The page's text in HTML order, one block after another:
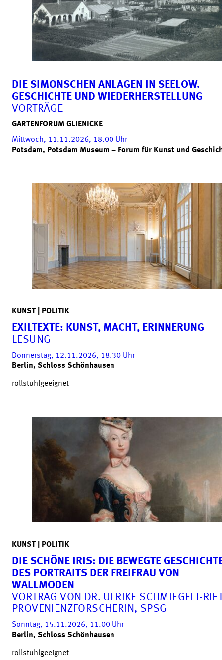
DIE SIMONSCHEN ANLAGEN IN SEELOW.
GESCHICHTE UND WIEDERHERSTELLUNG
VORTRÄGE
GARTENFORUM GLIENICKE
Mittwoch, 11.11.2026, 18.00 Uhr
Potsdam, Potsdam Museum – Forum für Kunst und
KUNST | POLITIK
EXILTEXTE: KUNST, MACHT, ERINNERUNG
LESUNG
Donnerstag, 12.11.2026, 18.30 Uhr
Berlin, Schloss Schönhausen
rollstuhlgeeignet
KUNST | POLITIK
DIE SCHÖNE IRIS: DIE BEWEGTE
DES PORTRAITS DER FREIFRAU VON
WALLMODEN
VORTRAG VON DR. ULRIKE SCHMIEGELT-
PROVENIENZFORSCHERIN, SPSG
Sonntag, 15.11.2026, 11.00 Uhr
Berlin, Schloss Schönhausen
rollstuhlgeeignet